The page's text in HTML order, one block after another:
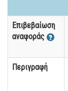
Επιβεβαίωση
αναφοράς
Περιγραφή